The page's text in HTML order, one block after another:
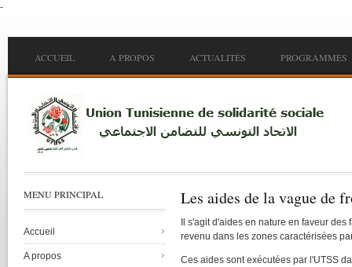
-
Main menu
ACCUEIL A PROPOS ACTUALITÉS PROGRAMMES
Les aides de la vague de
s'agit d'aides en nature en faveur des
revenu dans les zones caractérisées
Ces aides sont exécutées par l'UTSS
MENU PRINCIPAL
Accueil
A propos